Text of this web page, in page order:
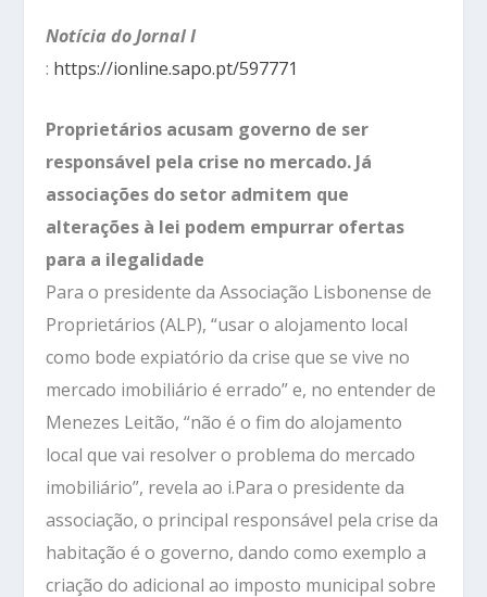
Notícia do Jornal I
: https://ionline.sapo.pt/597771
Proprietários acusam governo de ser
responsável pela crise no mercado. Já
associações do setor admitem que
alterações à lei podem empurrar ofertas
para a ilegalidade
Para o presidente da Associação Lisbonense de
Proprietários (ALP), “usar o alojamento local
como bode expiatório da crise que se vive no
mercado imobiliário é errado” e, no entender de
Menezes Leitão, “não é o fim do alojamento
local que vai resolver o problema do mercado
imobiliário”, revela ao i.Para o presidente da
associação, o principal responsável pela crise da
habitação é o governo, dando como exemplo a
criação do adicional ao imposto municipal sobre